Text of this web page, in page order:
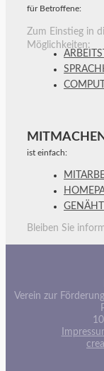
für Betroffene:
Zum Einstieg in
Möglichkeiten:
MITMACHEN
ist einfach:
Bleiben Sie
Verein zur